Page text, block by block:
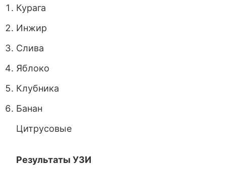
Курага
Инжир
Слива
Яблоко
Клубника
Банан
Цитрусовые
Результаты УЗИ